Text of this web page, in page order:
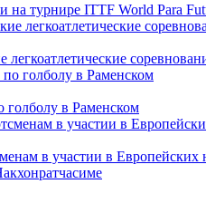
турнире ITTF World Para
легкоатлетические
голболу в Раменском
в участии в